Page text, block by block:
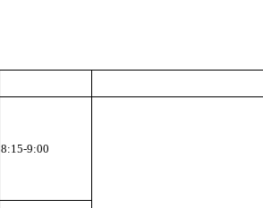
8:15-9:00